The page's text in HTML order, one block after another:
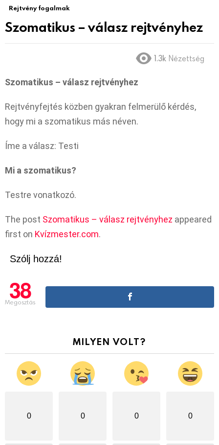
Rejtvény fogalmak
Szomatikus – válasz rejtvényhez
1.3k Nézettség
Szomatikus – válasz rejtvényhez
Rejtvényfejtés közben gyakran felmerülő kérdés,
hogy mi a szomatikus más néven.
Íme a válasz: Testi
Mi a szomatikus?
Testre vonatkozó.
The post Szomatikus – válasz rejtvényhez appeared
first on Kvízmester.com.
Szólj hozzá!
38
Megosztás
MILYEN VOLT?
0 0 0 0